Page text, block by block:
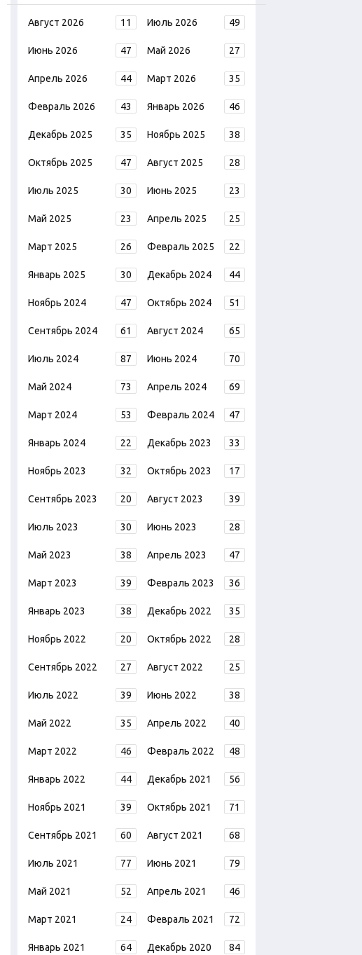
Август 2026 11 Июль 2026 49
Июнь 2026 47 Май 2026 27
Апрель 2026 44 Март 2026 35
Февраль 2026 43 Январь 2026 46
Декабрь 2025 35 Ноябрь 2025 38
Октябрь 2025 47 Август 2025 28
Июль 2025 30 Июнь 2025 23
Май 2025 23 Апрель 2025 25
Март 2025 26 Февраль 2025 22
Январь 2025 30 Декабрь 2024 44
Ноябрь 2024 47 Октябрь 2024 51
Сентябрь 2024 61 Август 2024 65
Июль 2024 87 Июнь 2024 70
Май 2024 73 Апрель 2024 69
Март 2024 53 Февраль 2024 47
Январь 2024 22 Декабрь 2023 33
Ноябрь 2023 32 Октябрь 2023 17
Сентябрь 2023 20 Август 2023 39
Июль 2023 30 Июнь 2023 28
Май 2023 38 Апрель 2023 47
Март 2023 39 Февраль 2023 36
Январь 2023 38 Декабрь 2022 35
Ноябрь 2022 20 Октябрь 2022 28
Сентябрь 2022 27 Август 2022 25
Июль 2022 39 Июнь 2022 38
Май 2022 35 Апрель 2022 40
Март 2022 46 Февраль 2022 48
Январь 2022 44 Декабрь 2021 56
Ноябрь 2021 39 Октябрь 2021 71
Сентябрь 2021 60 Август 2021 68
Июль 2021 77 Июнь 2021 79
Май 2021 52 Апрель 2021 46
Март 2021 24 Февраль 2021 72
Январь 2021 64 Декабрь 2020 84